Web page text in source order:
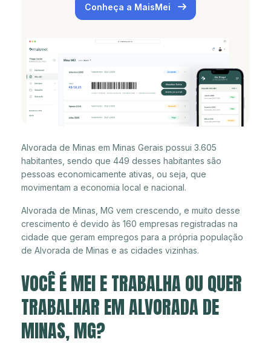
Conheça a MaisMei
Alvorada de Minas em Minas Gerais possui 3.605
habitantes, sendo que 449 desses habitantes são
pessoas economicamente ativas, ou seja, que
movimentam a economia local e nacional.
Alvorada de Minas, MG vem crescendo, e muito desse
crescimento é devido às 160 empresas registradas na
cidade que geram empregos para a própria população
de Alvorada de Minas e as cidades vizinhas.
VOCÊ É MEI E TRABALHA OU QUER
TRABALHAR EM ALVORADA DE
MINAS, MG?